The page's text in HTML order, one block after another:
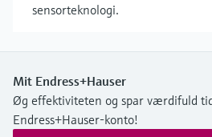
sensorteknologi.
Mit Endress+Hauser
Øg effektiviteten og spar værdifuld
Endress+Hauser-konto!